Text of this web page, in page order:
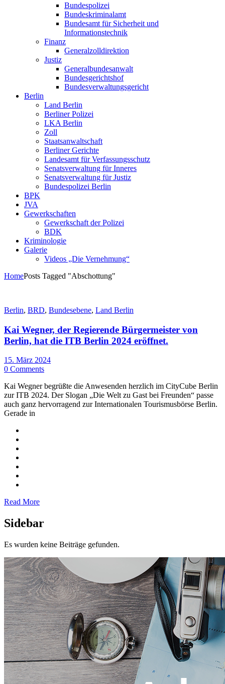
Bundespolizei
Bundeskriminalamt
Bundesamt für Sicherheit und
Informationstechnik
Finanz
Generalzolldirektion
Justiz
Generalbundesanwalt
Bundesgerichtshof
Bundesverwaltungsgericht
Berlin
Land Berlin
Berliner Polizei
LKA Berlin
Zoll
Staatsanwaltschaft
Berliner Gerichte
Landesamt für Verfassungsschutz
Senatsverwaltung für Inneres
Senatsverwaltung für Justiz
Bundespolizei Berlin
BPK
JVA
Gewerkschaften
Gewerkschaft der Polizei
BDK
Kriminologie
Galerie
Videos „Die Vernehmung“
HomePosts Tagged "Abschottung"
Berlin, BRD, Bundesebene, Land Berlin
Kai Wegner, der Regierende Bürgermeister von
Berlin, hat die ITB Berlin 2024 eröffnet.
15. März 2024
0 Comments
Kai Wegner begrüßte die Anwesenden herzlich im CityCube Berlin
zur ITB 2024. Der Slogan „Die Welt zu Gast bei Freunden“ passe
auch ganz hervorragend zur Internationalen Tourismusbörse Berlin.
Gerade in
Read More
Sidebar
Es wurden keine Beiträge gefunden.